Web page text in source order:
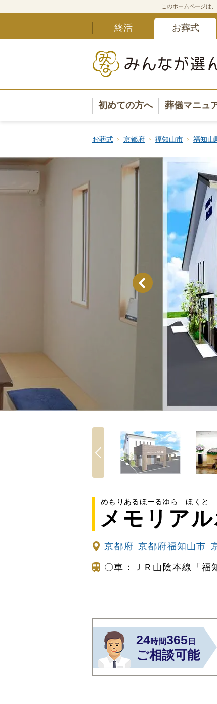
このホームページは
終活 お葬式
初めての方へ 葬儀マニュ
葬儀マニ
葬儀安心
葬儀の準
葬儀の選び
家族葬とは
葬儀費用
お葬式 京都府 福知山市 福知山
めもりあるほーるゆら ほくと
メモリア
京都府 京都府福知山市
〇車：ＪＲ山陰本線「福
24時間365日
ご相談可能